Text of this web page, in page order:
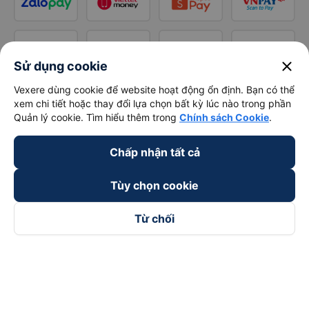
Sử dụng cookie close
Vexere dùng cookie để website hoạt động ổn định. Bạn có thể
xem chi tiết hoặc thay đổi lựa chọn bất kỳ lúc nào trong phần
Quản lý cookie. Tìm hiểu thêm trong Chính sách Cookie.
Chấp nhận tất cả
Tùy chọn cookie
Từ chối